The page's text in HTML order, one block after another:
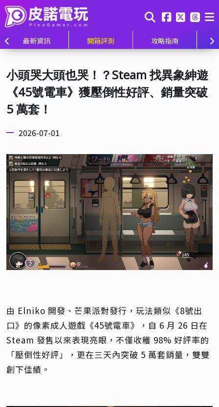
最新資訊 開箱評測 攻略指南
小頭哭大頭也哭！？Steam 找異象紳遊
《45號電車》獲壓倒性好評、銷量突破
5 萬套！
2026-07-01
由 Elniko 開發、芒果派對發行，玩法類似《8號出
口》的像素成人遊戲《45號電車》，自 6 月 26 日在
Steam 發售以來表現亮眼，不僅收穫 98% 好評率的
「壓倒性好評」，更在三天內突破 5 萬套銷量，雙雙
創下佳績。